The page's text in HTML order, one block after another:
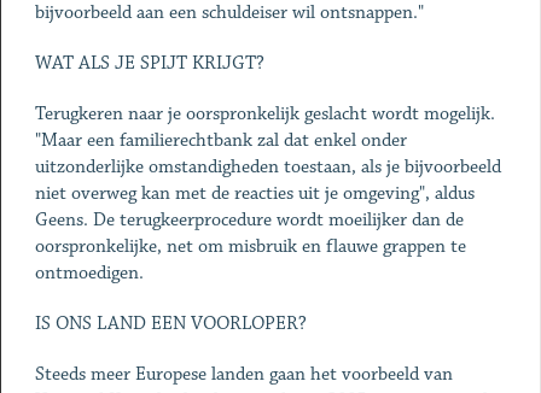
bijvoorbeeld aan een schuldeiser wil ontsnappen."
WAT ALS JE SPIJT KRIJGT?
Terugkeren naar je oorspronkelijk geslacht wordt mogelijk.
"Maar een familierechtbank zal dat enkel onder
uitzonderlijke omstandigheden toestaan, als je bijvoorbeeld
niet overweg kan met de reacties uit je omgeving", aldus
Geens. De terugkeerprocedure wordt moeilijker dan de
oorspronkelijke, net om misbruik en flauwe grappen te
ontmoedigen.
IS ONS LAND EEN VOORLOPER?
Steeds meer Europese landen gaan het voorbeeld van